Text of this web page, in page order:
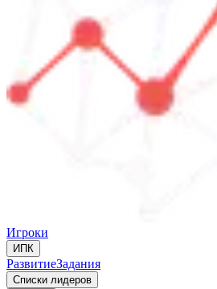
Игроки
ИПК
РазвитиеЗадания
Списки лидеров